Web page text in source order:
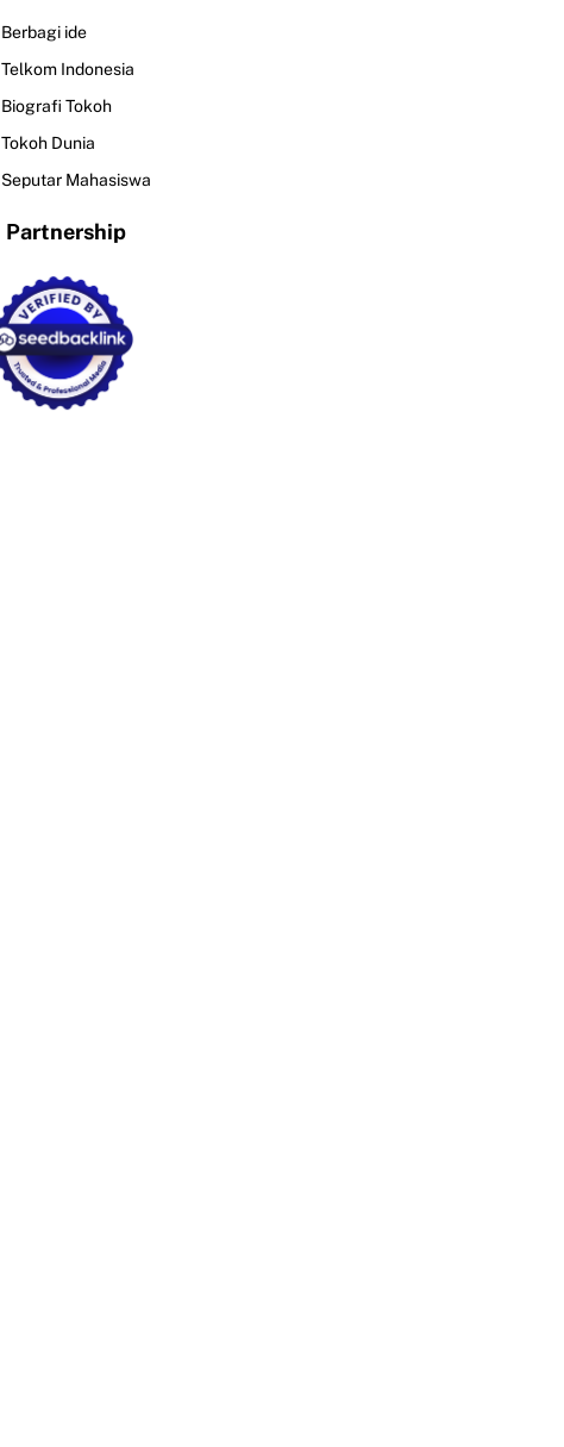
Berbagi ide
Telkom Indonesia
Biografi Tokoh
Tokoh Dunia
Seputar Mahasiswa
Partnership